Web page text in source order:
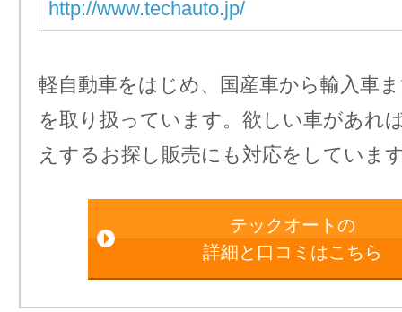
http://www.techauto.jp/
軽自動車をはじめ、国産車から輸入車
を取り扱っています。欲しい車があれ
えするお探し販売にも対応をしていま
テックオートの
詳細と口コミはこちら